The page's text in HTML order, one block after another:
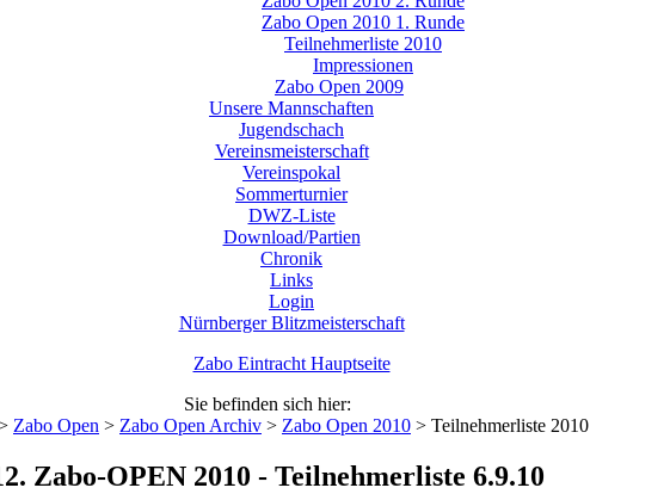
Zabo Open 2010 1. Runde
Teilnehmerliste 2010
Impressionen
Zabo Open 2009
Unsere Mannschaften
Jugendschach
Vereinsmeisterschaft
Vereinspokal
Sommerturnier
DWZ-Liste
Download/Partien
Chronik
Links
Login
Nürnberger Blitzmeisterschaft
Zabo Eintracht Hauptseite
Sie befinden sich hier:
Zabo Open > Zabo Open Archiv > Zabo Open 2010 > Teilnehmerliste 2010
Zabo-OPEN 2010 - Teilnehmerliste 6.9.10